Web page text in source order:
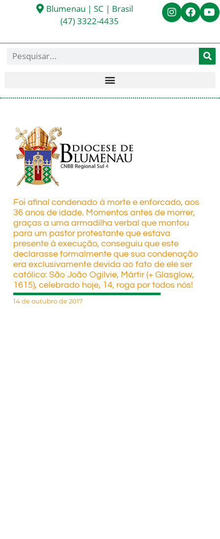
Blumenau | SC | Brasil
(47) 3322-4435
Foi afinal condenado à morte e enforcado, aos
36 anos de idade. Momentos antes de morrer,
graças a uma armadilha verbal que montou
para um pastor protestante que estava
presente à execução, con­seguiu que este
declarasse formal­mente que sua condenação
era ex­clusivamente devida ao fato de ele ser
católico: São João Ogilvie, Mártir (+ Glasglow,
1615), celebrado hoje, 14, roga por todos nós!
14 de outubro de 2017